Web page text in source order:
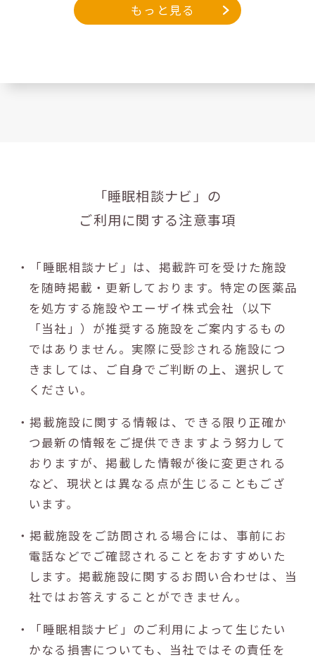
もっと見る
「睡眠相談ナビ」の
ご利用に関する注意事項
・「睡眠相談ナビ」は、掲載許可を受けた施設
を随時掲載・更新しております。特定の医薬品
を処方する施設やエーザイ株式会社（以下
「当社」）が推奨する施設をご案内するもの
ではありません。実際に受診される施設につ
きましては、ご自身でご判断の上、選択して
ください。
・掲載施設に関する情報は、できる限り正確か
つ最新の情報をご提供できますよう努力して
おりますが、掲載した情報が後に変更される
など、現状とは異なる点が生じることもござ
います。
・掲載施設をご訪問される場合には、事前にお
電話などでご確認されることをおすすめいた
します。掲載施設に関するお問い合わせは、当
社ではお答えすることができません。
・「睡眠相談ナビ」のご利用によって生じたい
かなる損害についても、当社ではその責任を